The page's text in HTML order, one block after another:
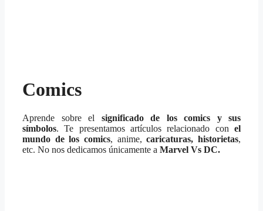
Comics
Aprende sobre el significado de los comics y sus
símbolos. Te presentamos artículos relacionado con el
mundo de los comics, anime, caricaturas, historietas,
etc. No nos dedicamos únicamente a Marvel Vs DC.